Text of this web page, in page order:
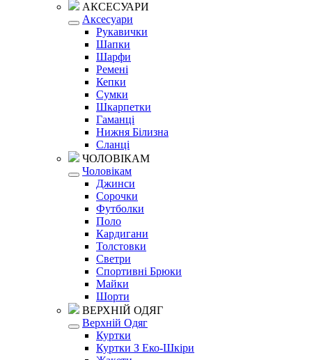
АКСЕСУАРИ
Аксесуари
Рукавички
Шапки
Шарфи
Ремені
Кепки
Сумки
Шкарпетки
Гаманці
Нижня Білизна
Сланці
ЧОЛОВІКАМ
Чоловікам
Джинси
Сорочки
Футболки
Поло
Кардигани
Толстовки
Светри
Спортивні Брюки
Майки
Шорти
ВЕРХНІЙ ОДЯГ
Верхній Одяг
Куртки
Куртки З Еко-Шкіри